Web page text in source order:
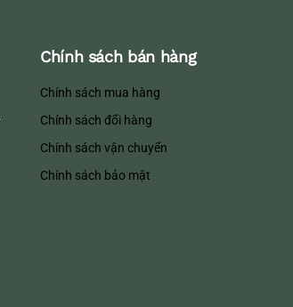
Chính sách bán hàng
Chính sách mua hàng
Chính sách đổi hàng
Chính sách vận chuyển
Chính sách bảo mật